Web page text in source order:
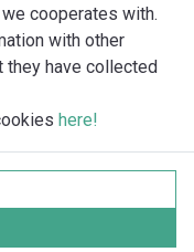
cooperates with.
with other
they have collected
here!